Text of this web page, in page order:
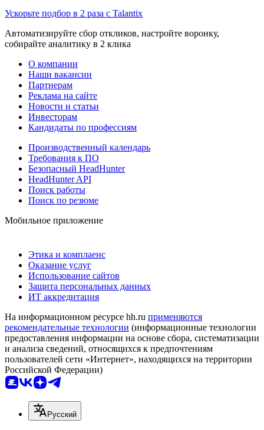
Ускорьте подбор в 2 раза с Talantix
Автоматизируйте сбор откликов, настройте воронку,
собирайте аналитику в 2 клика
О компании
Наши вакансии
Партнерам
Реклама на сайте
Новости и статьи
Инвесторам
Кандидаты по профессиям
Производственный календарь
Требования к ПО
Безопасный HeadHunter
HeadHunter API
Поиск работы
Поиск по резюме
Мобильное приложение
Этика и комплаенс
Оказание услуг
Использование сайтов
Защита персональных данных
ИТ аккредитация
На информационном ресурсе hh.ru применяются
рекомендательные технологии (информационные технологии
предоставления информации на основе сбора, систематизации
и анализа сведений, относящихся к предпочтениям
пользователей сети «Интернет», находящихся на территории
Российской Федерации)
Русский